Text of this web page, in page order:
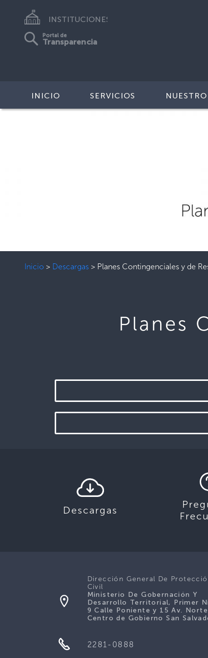
INSTITUCIONES
Portal de
Transparencia
INICIO SERVICIOS
Inicio > Descargas > Planes Contingenciales y de
Planes
Descargas
Dirección General De
Civil
Ministerio De Gobernación Y
Desarrollo Territorial, Primer
9 Calle Poniente y 15 Av.
Centro de Gobierno San
2281-0888